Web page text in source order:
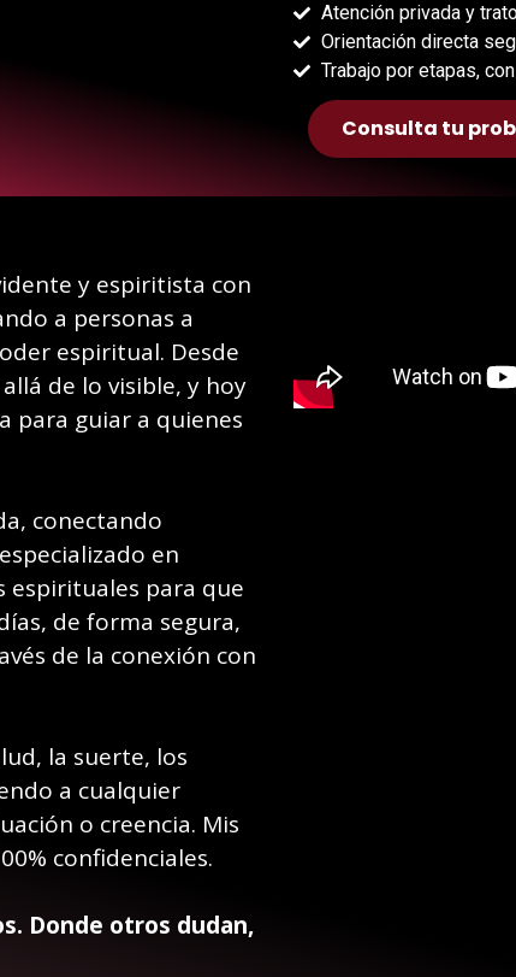
Atención privada y
Orientación directa
Trabajo por etapas,
Consulta tu
y espiritista con
a personas a
espiritual. Desde
de lo visible, y hoy
para guiar a quienes
conectando
en
espirituales para que
de forma segura,
de la conexión con
la suerte, los
a cualquier
o creencia. Mis
confidenciales.
Donde otros dudan,